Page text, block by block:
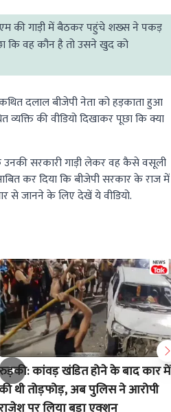
की गाड़ी में बैठकर पहुंचे शख्स ने पकड़
कि वह कौन है तो उसने खुद को
दलाल बीजेपी नेता को हड़काता हुआ
की वीडियो दिखाकर पूछा कि क्या
सरकारी गाड़ी लेकर वह कैसे वसूली
कर दिया कि बीजेपी सरकार के राज में
से जानने के लिए देखें ये वीडियो.
कांवड़ खंडित होने के बाद कार में
थी तोड़फोड़, अब पुलिस ने आरोपी